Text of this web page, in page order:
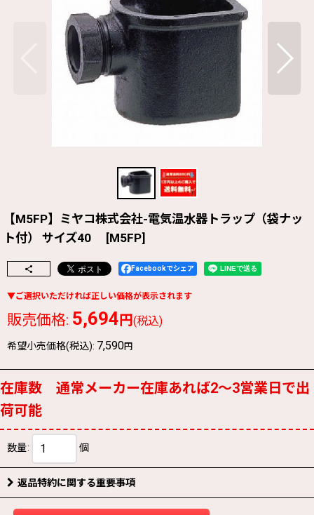
【M5FP】ミヤコ株式会社-電気温水器トラップ（袋ナッ
ト付） サイズ40
[M5FP]
Facebookでシェア
販売価格: 5,694円(税込)
希望小売価格(税込): 7,590円
在庫数 通常メーカー在庫あれば2〜3営業日で出
荷可能
数量: 個
返品特約に関する重要事項